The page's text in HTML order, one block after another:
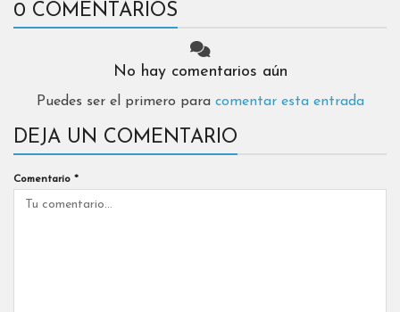
0 COMENTARIOS
No hay comentarios aún
Puedes ser el primero para comentar esta entrada
DEJA UN COMENTARIO
Comentario *